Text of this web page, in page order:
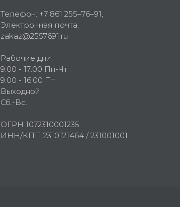
Телефон: +7 861 255–76–91
Электронная почта:
zakaz@2557691.ru
Рабочие дни:
9:00 - 17:00 Пн-Чт
9:00 - 16:00 Пт
Выходной:
Сб.-Вс.
ОГРН 1072310001235
ИНН/КПП 2310121464 / 231001001